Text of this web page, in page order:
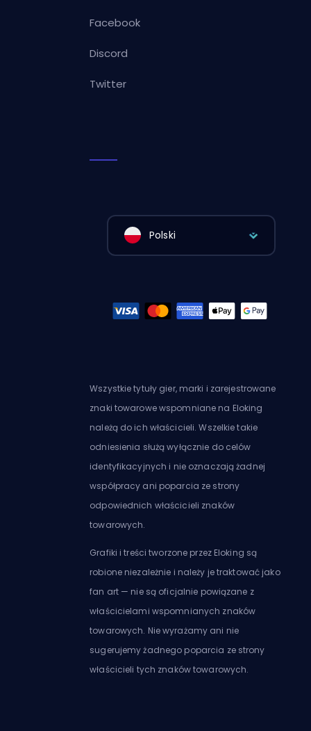
Facebook
Discord
Twitter
Polski
Wszystkie tytuły gier, marki i zarejestrowane
znaki towarowe wspomniane na Eloking
należą do ich właścicieli. Wszelkie takie
odniesienia służą wyłącznie do celów
identyfikacyjnych i nie oznaczają żadnej
współpracy ani poparcia ze strony
odpowiednich właścicieli znaków
towarowych.
Grafiki i treści tworzone przez Eloking są
robione niezależnie i należy je traktować jako
fan art — nie są oficjalnie powiązane z
właścicielami wspomnianych znaków
towarowych. Nie wyrażamy ani nie
sugerujemy żadnego poparcia ze strony
właścicieli tych znaków towarowych.